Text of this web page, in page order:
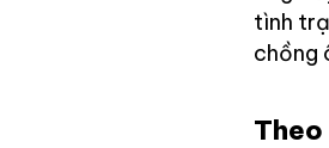
tình
chồng